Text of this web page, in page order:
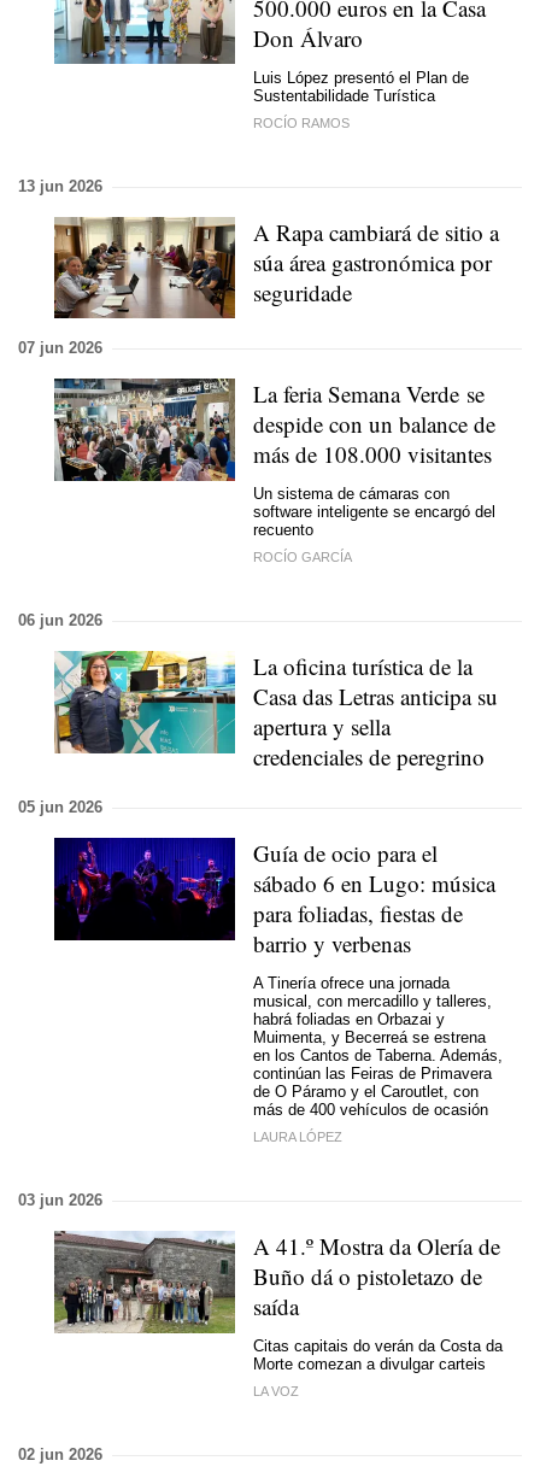
500.000 euros en la Casa
Don Álvaro
Luis López presentó el Plan de
Sustentabilidade Turística
ROCÍO RAMOS
13 jun 2026
A Rapa cambiará de sitio a
súa área gastronómica por
seguridade
07 jun 2026
La feria Semana Verde se
despide con un balance de
más de 108.000 visitantes
Un sistema de cámaras con
software inteligente se encargó del
recuento
ROCÍO GARCÍA
06 jun 2026
La oficina turística de la
Casa das Letras anticipa su
apertura y sella
credenciales de peregrino
05 jun 2026
Guía de ocio para el
sábado 6 en Lugo: música
para foliadas, fiestas de
barrio y verbenas
A Tinería ofrece una jornada
musical, con mercadillo y talleres,
habrá foliadas en Orbazai y
Muimenta, y Becerreá se estrena
en los Cantos de Taberna. Además,
continúan las Feiras de Primavera
de O Páramo y el Caroutlet, con
más de 400 vehículos de ocasión
LAURA LÓPEZ
03 jun 2026
A 41.º Mostra da Olería de
Buño dá o pistoletazo de
saída
Citas capitais do verán da Costa da
Morte comezan a divulgar carteis
LA VOZ
02 jun 2026